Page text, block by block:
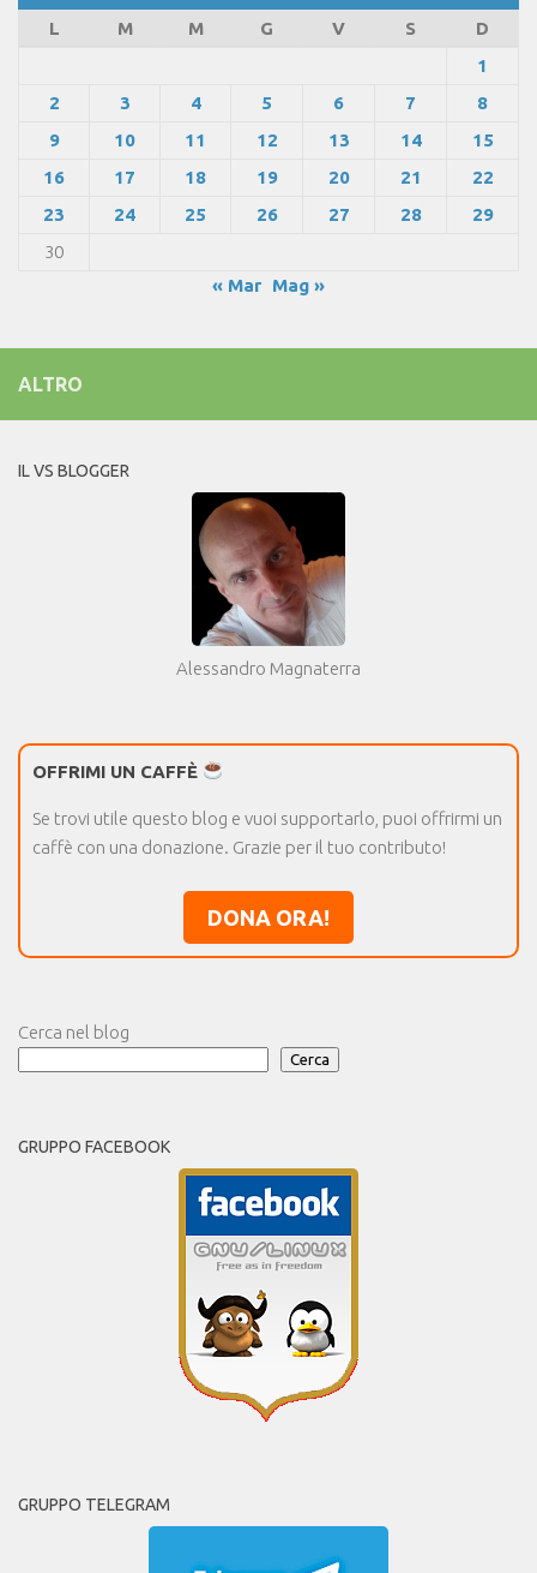
L
M M G V S
D
1
2
3 4 5 6 7
8
9
10 11 12 13 14
15
16
17 18 19 20 21
22
23
24 25 26 27 28
29
30
« Mar Mag »
ALTRO
IL VS BLOGGER
Alessandro Magnaterra
OFFRIMI UN CAFFÈ
Se trovi utile questo blog e vuoi supportarlo, puoi offrirmi un
caffè con una donazione. Grazie per il tuo contributo!
DONA ORA!
Cerca nel blog
Cerca
GRUPPO FACEBOOK
GRUPPO TELEGRAM